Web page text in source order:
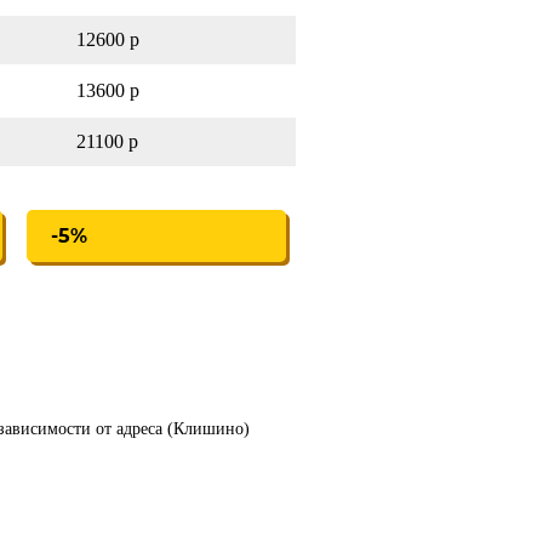
12600 р
13600 р
21100 р
-5%
от адреса (Клишино)